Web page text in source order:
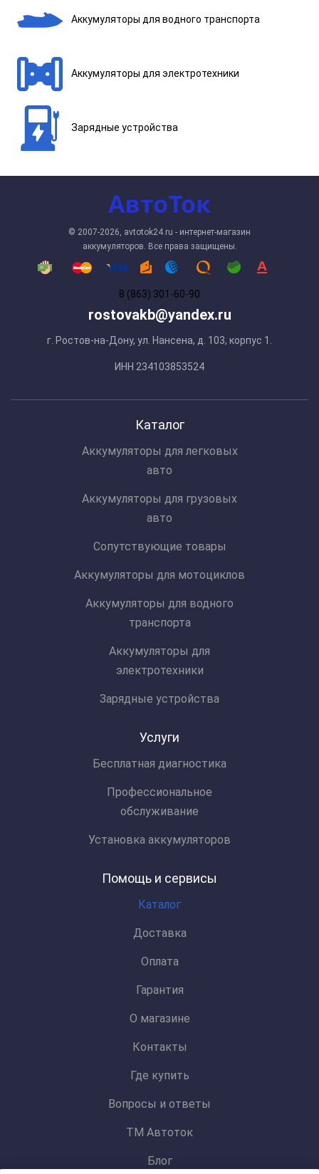
Аккумуляторы для водного транспорта
Аккумуляторы для электротехники
Зарядные устройства
8 (863) 301-60-90
rostovakb@yandex.ru
г. Ростов-на-Дону, ул. Нансена, д. 103, корпус 1.
ИНН 234103853524
© 2007-2026, avtotok24.ru - интернет-магазин
аккумуляторов. Все права защищены.
Каталог
Аккумуляторы для легковых
авто
Аккумуляторы для грузовых
авто
Сопутствующие товары
Аккумуляторы для мотоциклов
Аккумуляторы для водного
транспорта
Аккумуляторы для
электротехники
Зарядные устройства
Услуги
Бесплатная диагностика
Профессиональное
обслуживание
Установка аккумуляторов
Помощь и сервисы
Каталог
Доставка
Оплата
Гарантия
О магазине
Контакты
Где купить
Вопросы и ответы
ТМ Автоток
Блог